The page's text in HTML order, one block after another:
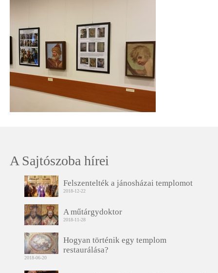
A Sajtószoba hírei
Felszentelték a jánosházai templomot
2018-12-22
A műtárgydoktor
2018-11-28
Hogyan történik egy templom
restaurálása?
2018-06-20